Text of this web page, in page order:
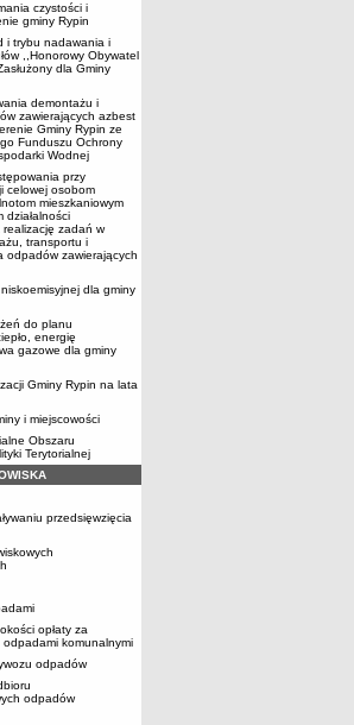
czystości i
gminy Rypin
i trybu nadawania i
,,Honorowy Obywatel
dla Gminy
demontażu i
zawierających azbest
Gminy Rypin ze
Funduszu Ochrony
Wodnej
przy
celowej osobom
mieszkaniowym
działalności
zadań w
transportu i
odpadów zawierających
dla gminy
do planu
energię
gazowe dla gminy
Gminy Rypin na lata
i miejscowości
Obszaru
Terytorialnej
przedsięwzięcia
opłaty za
komunalnymi
odpadów
odpadów